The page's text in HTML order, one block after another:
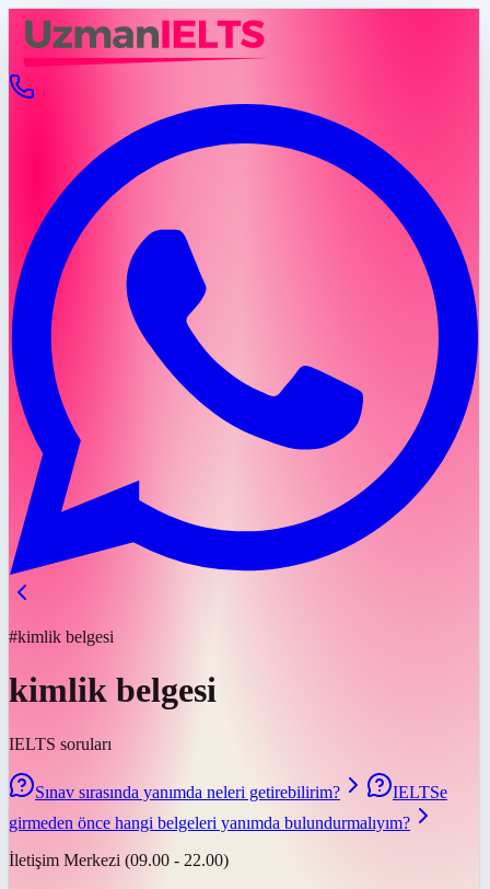
#kimlik belgesi
kimlik belgesi
IELTS soruları
Sınav sırasında yanımda neleri getirebilirim?
IELTSe
girmeden önce hangi belgeleri yanımda bulundurmalıyım?
İletişim Merkezi (09.00 - 22.00)